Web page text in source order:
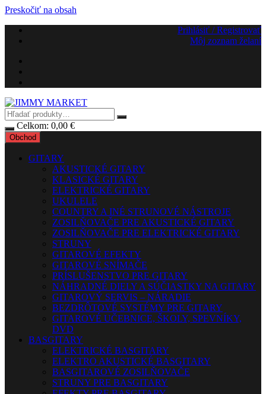
Preskočiť na obsah
Prihlásiť / Registrovať
Môj zoznam želaní
Celkom: 0,00 €
Obchod
GITARY
AKUSTICKÉ GITARY
KLASICKÉ GITARY
ELEKTRICKÉ GITARY
UKULELE
COUNTRY A INÉ STRUNOVÉ NÁSTROJE
ZOSILŇOVAČE PRE AKUSTICKÉ GITARY
ZOSILŇOVAČE PRE ELEKTRICKÉ GITARY
STRUNY
GITAROVÉ EFEKTY
GITAROVÉ SNÍMAČE
PRÍSLUŠENSTVO PRE GITARY
NÁHRADNÉ DIELY A SÚČIASTKY NA GITARY
GITAROVÝ SERVIS – NÁRADIE
BEZDRÔTOVÉ SYSTÉMY PRE GITARY
GITAROVÉ UČEBNICE, ŠKOLY, SPEVNÍKY,
DVD
BASGITARY
ELEKTRICKÉ BASGITARY
ELEKTRO AKUSTICKÉ BASGITARY
BASGITAROVÉ ZOSILŇOVAČE
STRUNY PRE BASGITARY